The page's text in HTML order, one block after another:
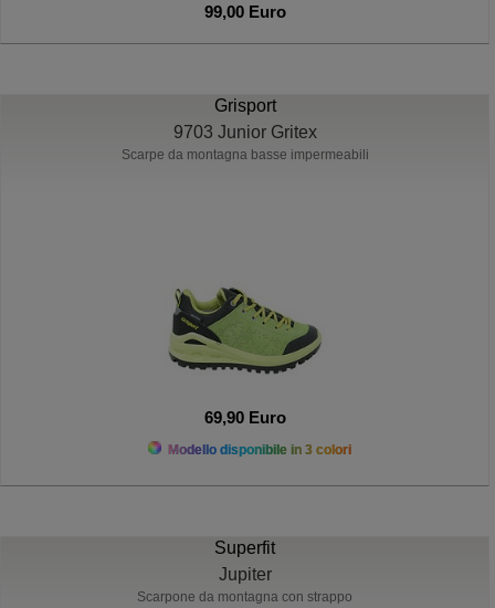
99,00 Euro
Grisport
9703 Junior Gritex
Scarpe da montagna basse impermeabili
69,90 Euro
Modello disponibile in 3 colori
Superfit
Jupiter
Scarpone da montagna con strappo